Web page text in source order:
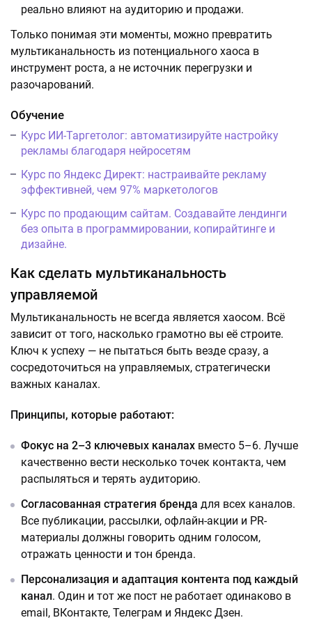
реально влияют на аудиторию и продажи.
Только понимая эти моменты, можно превратить
мультиканальность из потенциального хаоса в
инструмент роста, а не источник перегрузки и
разочарований.
Обучение
Курс ИИ-Таргетолог: автоматизируйте настройку
рекламы благодаря нейросетям
Курс по Яндекс Директ: настраивайте рекламу
эффективней, чем 97% маркетологов
Курс по продающим сайтам. Создавайте лендинги
без опыта в программировании, копирайтинге и
дизайне.
Как сделать мультиканальность
управляемой
Мультиканальность не всегда является хаосом. Всё
зависит от того, насколько грамотно вы её строите.
Ключ к успеху — не пытаться быть везде сразу, а
сосредоточиться на управляемых, стратегически
важных каналах.
Принципы, которые работают:
Фокус на 2–3 ключевых каналах вместо 5–6. Лучше
качественно вести несколько точек контакта, чем
распыляться и терять аудиторию.
Согласованная стратегия бренда для всех каналов.
Все публикации, рассылки, офлайн-акции и PR-
материалы должны говорить одним голосом,
отражать ценности и тон бренда.
Персонализация и адаптация контента под каждый
канал. Один и тот же пост не работает одинаково в
email, ВКонтакте, Телеграм и Яндекс Дзен.